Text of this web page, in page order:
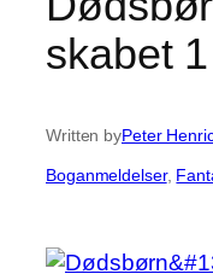
skabet 1
Written byPeter
Boganmeldelser,